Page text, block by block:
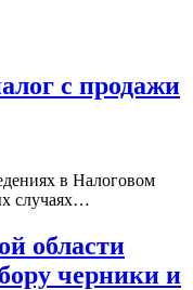
с продажи
в Налоговом
случаях…
области
черники и